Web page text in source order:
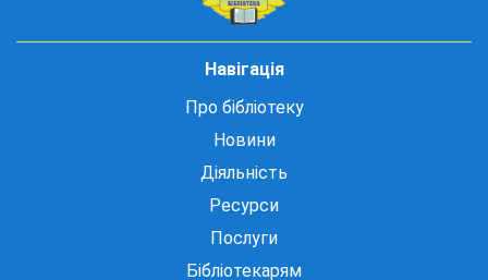
Навігація
Про бібліотеку
Новини
Діяльність
Ресурси
Послуги
Бібліотекарям